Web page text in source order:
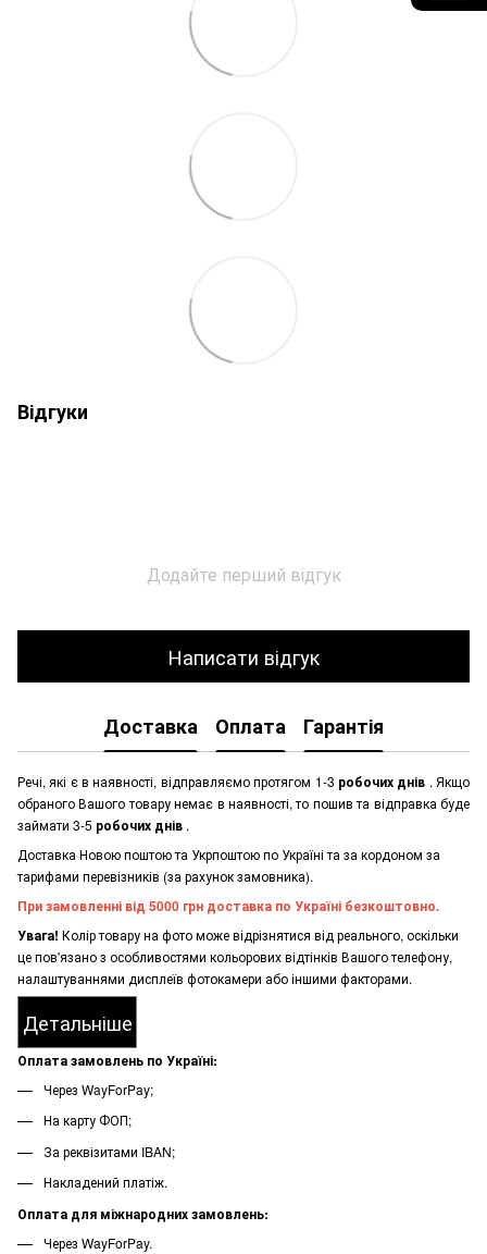
Відгуки
Додайте перший відгук
Написати відгук
Доставка Оплата Гарантія
Речі, які є в наявності, відправляємо протягом 1-3 робочих днів . Якщо
обраного Вашого товару немає в наявності, то пошив та відправка буде
займати 3-5 робочих днів .
Доставка Новою поштою та Укрпоштою по Україні та за кордоном за
тарифами перевізників (за рахунок замовника).
При замовленні від 5000 грн доставка по Україні безкоштовно.
Увага! Колір товару на фото може відрізнятися від реального, оскільки
це пов'язано з особливостями кольорових відтінків Вашого телефону,
налаштуваннями дисплеїв фотокамери або іншими факторами.
Детальніше
Оплата замовлень по Україні:
Через WayForPay;
На карту ФОП;
За реквізитами IBAN;
Накладений платіж.
Оплата для міжнародних замовлень:
Через WayForPay.